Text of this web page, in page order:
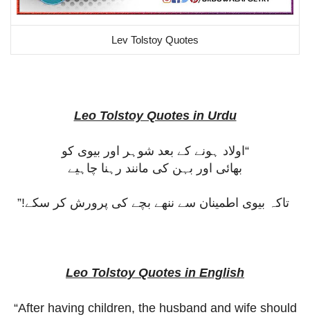
Lev Tolstoy Quotes
Leo Tolstoy Quotes in Urdu
“اولاد ہونے کے بعد شوہر اور بیوی کو
بھائی اور بہن کی مانند رہنا چاہیے
تاکہ بیوی اطمینان سے ننھے بچے کی پرورش کر سکے!”
Leo Tolstoy Quotes in English
“After having children, the husband and wife should